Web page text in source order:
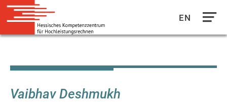
Inhalt
EN
Vaibhav Deshmukh